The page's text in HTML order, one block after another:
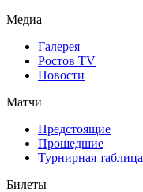
Медиа
Галерея
Ростов TV
Новости
Матчи
Предстоящие
Прошедшие
Турнирная таблица
Билеты